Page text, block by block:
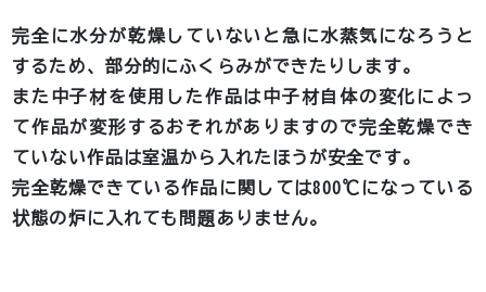
完全に水分が乾燥していないと急に水蒸気になろうと
するため、部分的にふくらみができたりします。
また中子材を使用した作品は中子材自体の変化によっ
て作品が変形するおそれがありますので完全乾燥でき
ていない作品は室温から入れたほうが安全です。
完全乾燥できている作品に関しては800℃になっている
状態の炉に入れても問題ありません。